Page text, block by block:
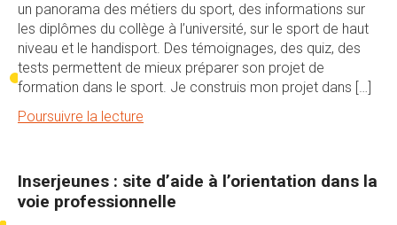
un panorama des métiers du sport, des informations sur
les diplômes du collège à l’université, sur le sport de haut
niveau et le handisport. Des témoignages, des quiz, des
tests permettent de mieux préparer son projet de
formation dans le sport. Je construis mon projet dans […]
Poursuivre la lecture
Inserjeunes : site d’aide à l’orientation dans la
voie professionnelle